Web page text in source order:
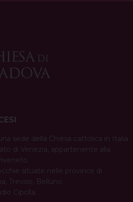
sede della Chiesa cattolica in Italia
di Venezia, appartenente alla
situate nelle province di
Treviso, Belluno.
Cipolla.